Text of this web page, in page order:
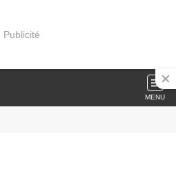
Publicité
MENU